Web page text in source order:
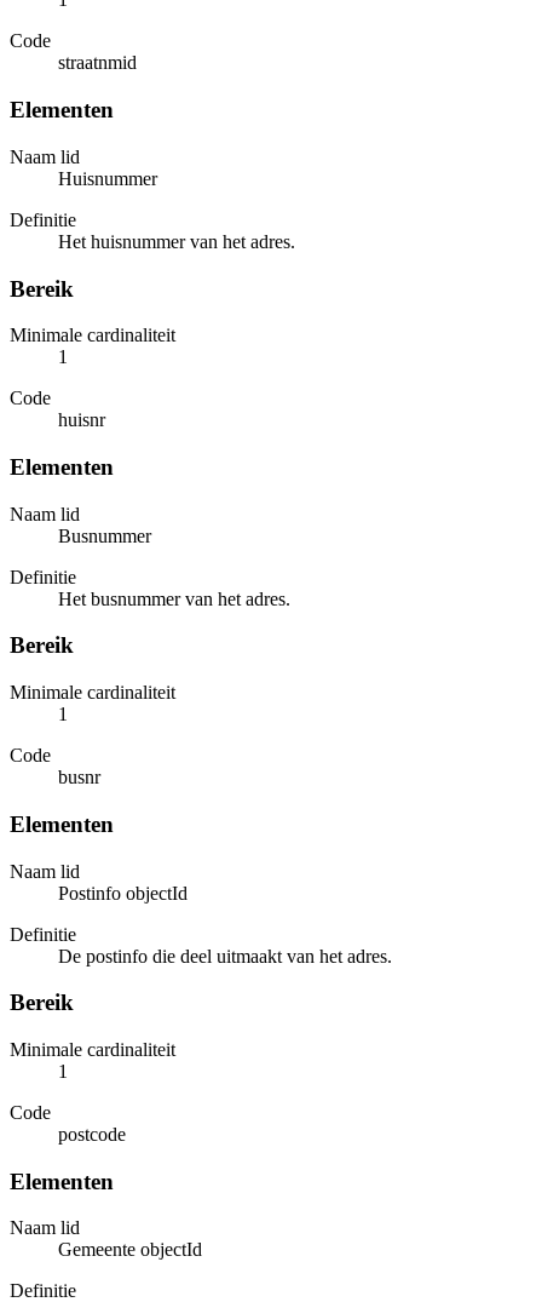
Code
straatnmid
Elementen
Naam lid
Huisnummer
Definitie
Het huisnummer van het adres.
Bereik
Minimale cardinaliteit
1
Code
huisnr
Elementen
Naam lid
Busnummer
Definitie
Het busnummer van het adres.
Bereik
Minimale cardinaliteit
1
Code
busnr
Elementen
Naam lid
Postinfo objectId
Definitie
De postinfo die deel uitmaakt van het adres.
Bereik
Minimale cardinaliteit
1
Code
postcode
Elementen
Naam lid
Gemeente objectId
Definitie